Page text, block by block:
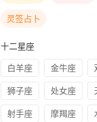
灵签占卜
十二星座
白羊座 金牛座
狮子座 处女座
射手座 摩羯座